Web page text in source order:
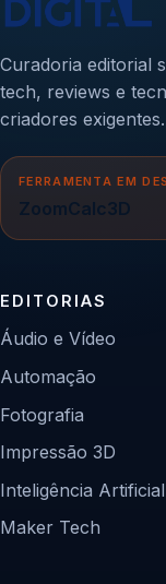
Curadoria editorial
tech, reviews e
criadores exigentes.
FERRAMENTA EM
ZoomCalc3D
EDITORIAS
Áudio e Vídeo
Automação
Fotografia
Impressão 3D
Inteligência Artificial
Maker Tech